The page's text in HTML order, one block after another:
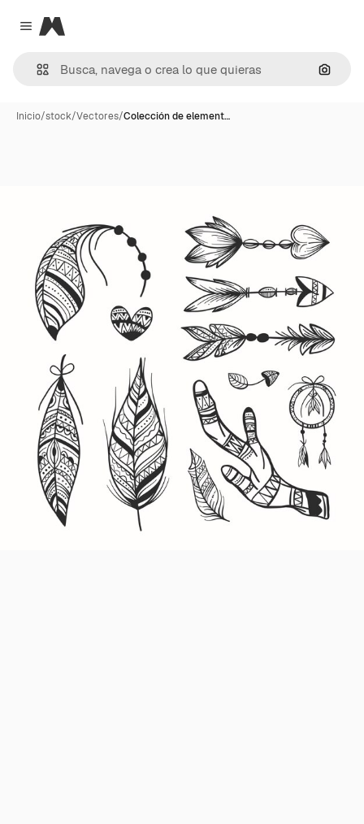
Close menu
Magnific
Inicio/stock/Vectores/Colección de element…